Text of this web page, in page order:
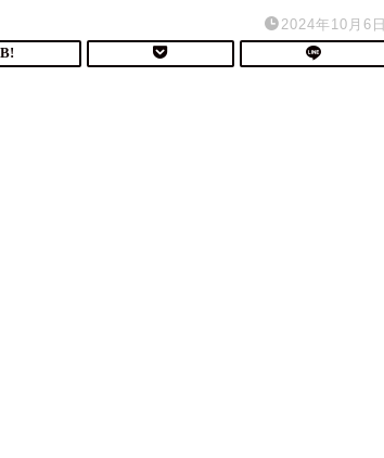
2024年10月6日